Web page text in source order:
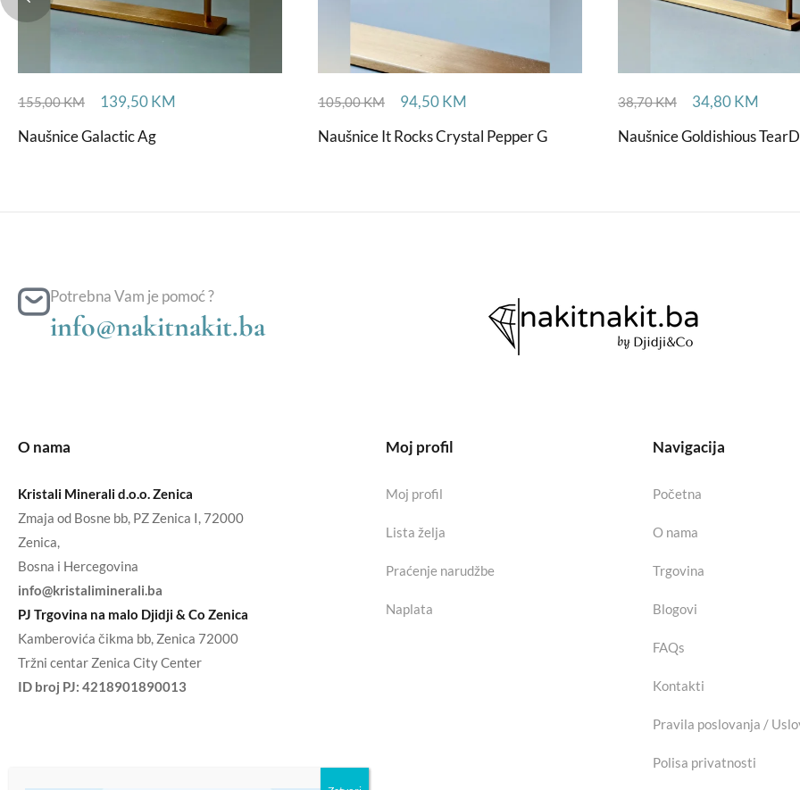
155,00KM 139,50KM
Naušnice Galactic Ag
105,00KM 94,50KM
Naušnice It Rocks Crystal Pepper G
38,70KM 34,80KM
Naušnice Goldishious
Potrebna Vam je pomoć ?
info@nakitnakit.ba
O nama
Kristali Minerali d.o.o. Zenica
Zmaja od Bosne bb, PZ Zenica I, 72000
Zenica,
Bosna i Hercegovina
info@kristaliminerali.ba
PJ Trgovina na malo Djidji & Co Zenica
Kamberovića čikma bb, Zenica 72000
Tržni centar Zenica City Center
ID broj PJ: 4218901890013
Moj profil
Moj profil
Lista želja
Praćenje narudžbe
Naplata
Navigacija
Početna
O nama
Trgovina
Blogovi
FAQs
Kontakti
Pravila poslovanja /
Polisa privatnosti